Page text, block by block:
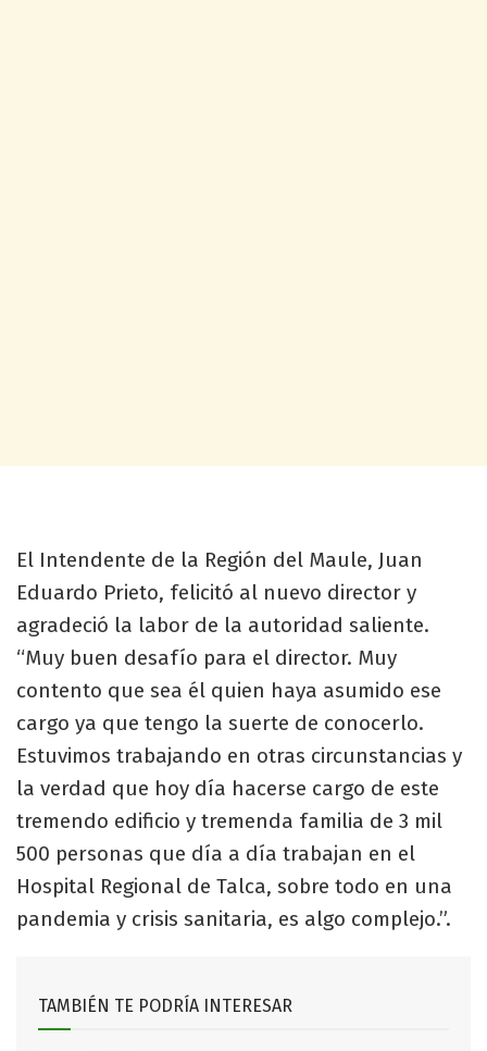
El Intendente de la Región del Maule, Juan
Eduardo Prieto, felicitó al nuevo director y
agradeció la labor de la autoridad saliente.
“Muy buen desafío para el director. Muy
contento que sea él quien haya asumido ese
cargo ya que tengo la suerte de conocerlo.
Estuvimos trabajando en otras circunstancias y
la verdad que hoy día hacerse cargo de este
tremendo edificio y tremenda familia de 3 mil
500 personas que día a día trabajan en el
Hospital Regional de Talca, sobre todo en una
pandemia y crisis sanitaria, es algo complejo.”.
TAMBIÉN TE PODRÍA INTERESAR